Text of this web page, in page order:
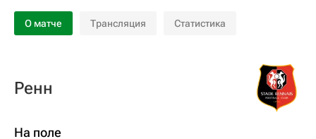
О матче Трансляция Статистика
Ренн
На поле